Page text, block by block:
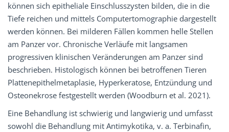
können sich epitheliale Einschlusszysten bilden, die in die
Tiefe reichen und mittels Computertomographie dargestellt
werden können. Bei milderen Fällen kommen helle Stellen
am Panzer vor. Chronische Verläufe mit langsamen
progressiven klinischen Veränderungen am Panzer sind
beschrieben. Histologisch können bei betroffenen Tieren
Plattenepithelmetaplasie, Hyperkeratose, Entzündung und
Osteonekrose festgestellt werden (Woodburn et al. 2021).
Eine Behandlung ist schwierig und langwierig und umfasst
sowohl die Behandlung mit Antimykotika, v. a. Terbinafin,